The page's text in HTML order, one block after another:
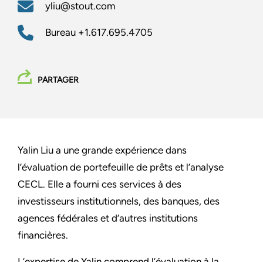
yliu@stout.com
Bureau +1.617.695.4705
PARTAGER
Yalin Liu a une grande expérience dans
l’évaluation de portefeuille de prêts et l’analyse
CECL. Elle a fourni ces services à des
investisseurs institutionnels, des banques, des
agences fédérales et d’autres institutions
financières.